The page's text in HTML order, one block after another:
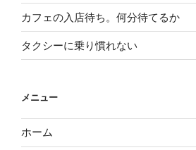
カフェの入店待ち。何分待てるか
タクシーに乗り慣れない
メニュー
ホーム